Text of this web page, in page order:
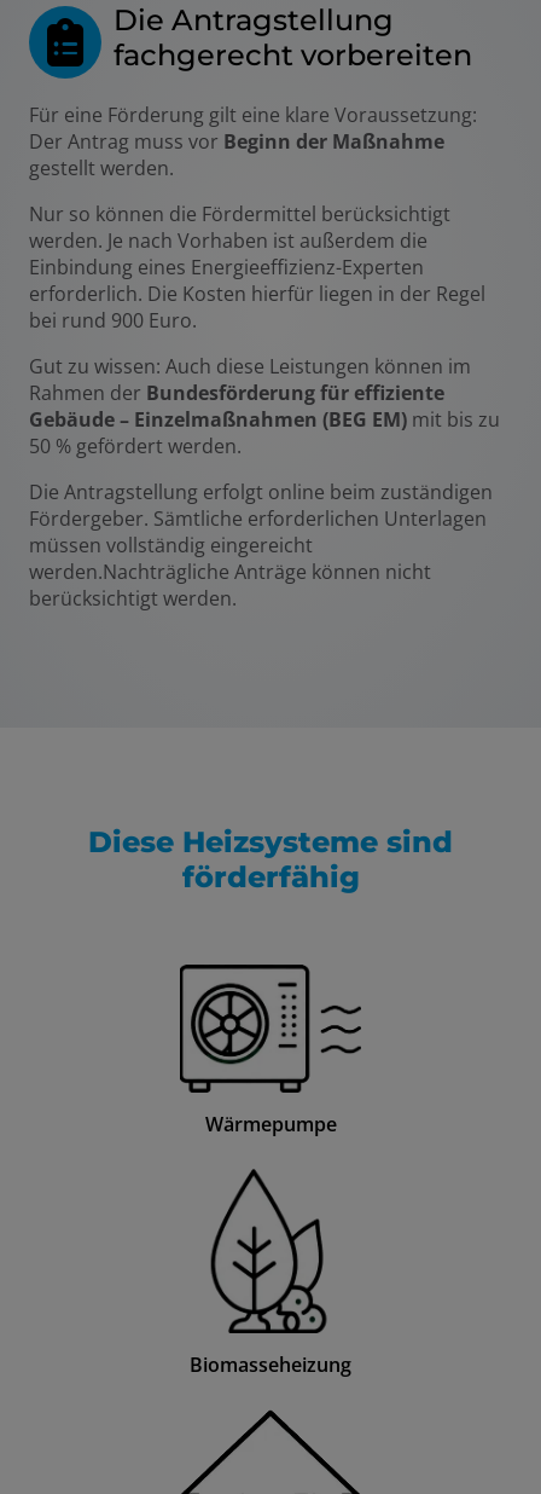
Die Antragstellung
fachgerecht vorbereiten
Für eine Förderung gilt eine klare Voraussetzung:
Der Antrag muss vor Beginn der Maßnahme
gestellt werden.
Nur so können die Fördermittel berücksichtigt
werden. Je nach Vorhaben ist außerdem die
Einbindung eines Energieeffizienz-Experten
erforderlich. Die Kosten hierfür liegen in der Regel
bei rund 900 Euro.
Gut zu wissen: Auch diese Leistungen können im
Rahmen der Bundesförderung für effiziente
Gebäude – Einzelmaßnahmen (BEG EM) mit bis zu
50 % gefördert werden.
Die Antragstellung erfolgt online beim zuständigen
Fördergeber. Sämtliche erforderlichen Unterlagen
müssen vollständig eingereicht
werden.Nachträgliche Anträge können nicht
berücksichtigt werden.
Diese Heizsysteme sind
förderfähig
Wärmepumpe
Biomasseheizung